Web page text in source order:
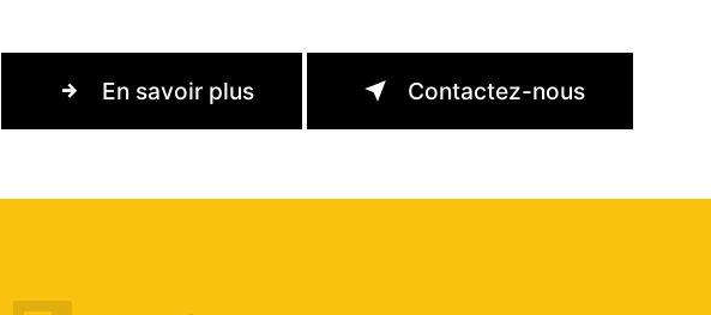
En savoir plus Contactez-nous